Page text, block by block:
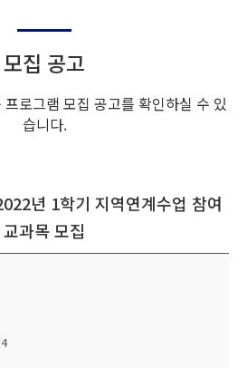
모집 공고
로그램 모집 공고를 확인하실 수 있
습니다.
년 1학기 지역연계수업 참여
교과목 모집